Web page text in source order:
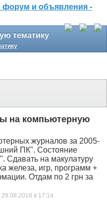
тематику
на компьютерную
журналов за 2005-
ПК". Состояние
Сдавать на макулатуру
железа, игр, программ +
Отдам по 2 грн за
29.08.2018 в 17:14.